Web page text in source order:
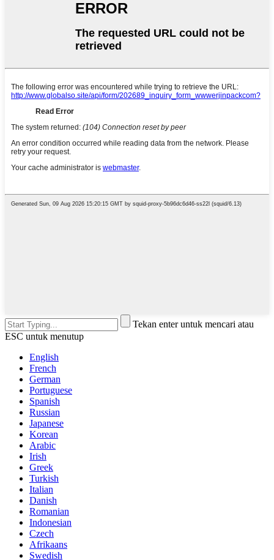
Tekan enter untuk mencari atau
ESC untuk menutup
English
French
German
Portuguese
Spanish
Russian
Japanese
Korean
Arabic
Irish
Greek
Turkish
Italian
Danish
Romanian
Indonesian
Czech
Afrikaans
Swedish